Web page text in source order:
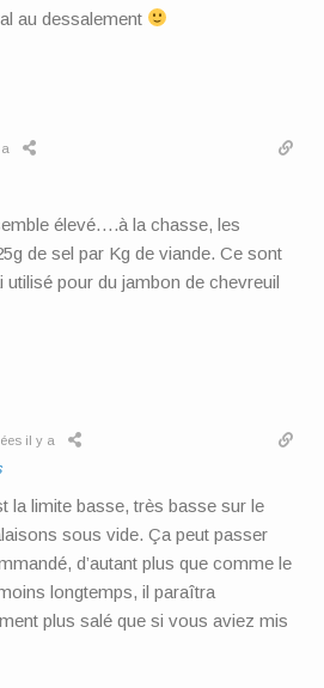
au dessalement
élevé….à la chasse, les
de sel par Kg de viande. Ce sont
utilisé pour du jambon de chevreuil
il y a
la limite basse, très basse sur le
sous vide. Ça peut passer
d’autant plus que comme le
longtemps, il paraîtra
plus salé que si vous aviez mis